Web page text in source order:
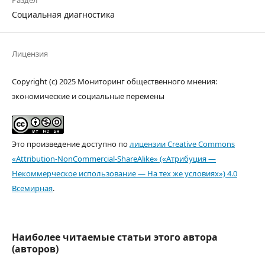
Социальная диагностика
Лицензия
Copyright (c) 2025 Мониторинг общественного мнения:
экономические и социальные перемены
Это произведение доступно полицензии Creative Commons
«Attribution-NonCommercial-ShareAlike» («Атрибуция —
Некоммерческое использование — На тех же условиях») 4.0
Всемирная.
Наиболее читаемые статьи этого автора
(авторов)